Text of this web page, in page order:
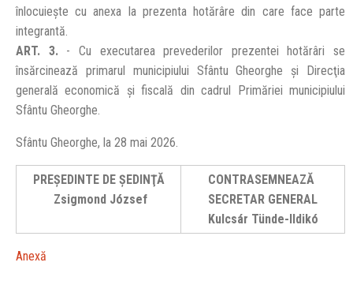
înlocuiește cu anexa la prezenta hotărâre din care face parte
integrantă.
ART. 3. - Cu executarea prevederilor prezentei hotărâri se
însărcinează primarul municipiului Sfântu Gheorghe și Direcţia
generală economică și fiscală din cadrul Primăriei municipiului
Sfântu Gheorghe.
Sfântu Gheorghe, la 28 mai 2026.
PREŞEDINTE DE ŞEDINŢĂ
Zsigmond József
CONTRASEMNEAZĂ
SECRETAR GENERAL
Kulcsár Tünde-Ildikó
Anexă